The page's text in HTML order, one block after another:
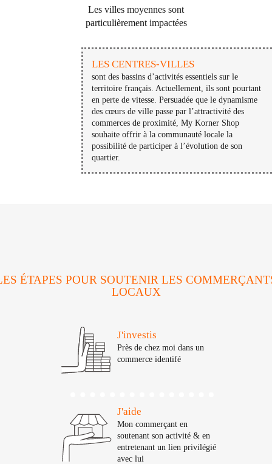
Les villes moyennes sont
particulièrement impactées
LES CENTRES-VILLES
sont des bassins d’activités essentiels sur le
territoire français. Actuellement, ils sont pourtant
en perte de vitesse. Persuadée que le dynamisme
des cœurs de ville passe par l’attractivité des
commerces de proximité, My Korner Shop
souhaite offrir à la communauté locale la
possibilité de participer à l’évolution de son
quartier.
ÉTAPES POUR SOUTENIR LES
LOCAUX
J'investis
Près de chez moi dans un
commerce identifé
J'aide
Mon commerçant en
soutenant son activité & en
entretenant un lien privilégié
avec lui